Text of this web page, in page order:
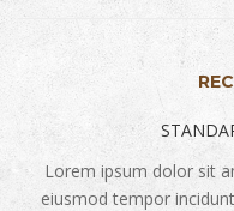
Lorem ipsum dolor sit
eiusmod tempor